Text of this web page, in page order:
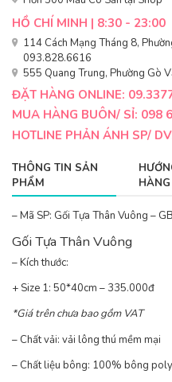
HỒ CHÍ MINH | 8:30 - 23:00
114 Cách Mạng Tháng 8,
093.828.6616
555 Quang Trung, Phường Gò
ĐẶT HÀNG ONLINE:
MUA HÀNG BUÔN/ SỈ: 098
HOTLINE PHẢN ÁNH SP/
THÔNG TIN SẢN
PHẨM
HÀNG
– Mã SP: Gối Tựa Thân Vuông –
Gối Tựa Thân Vuông
– Kích thước:
+ Size 1: 50*40cm – 335.000đ
*Giá trên chưa bao gồm VAT
– Chất vải: vải lông thú mềm mại
– Chất liệu bông: 100% bông